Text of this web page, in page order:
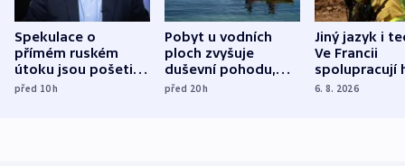
Spekulace o
přímém ruském
útoku jsou pošetilé,
míní estonský
před 10h
Pobyt u vodních
ploch zvyšuje
duševní pohodu,
ukázala
před 20h
Jiný jazyk i
Ve Francii
spolupracují
různých zemí
6. 8. 2026